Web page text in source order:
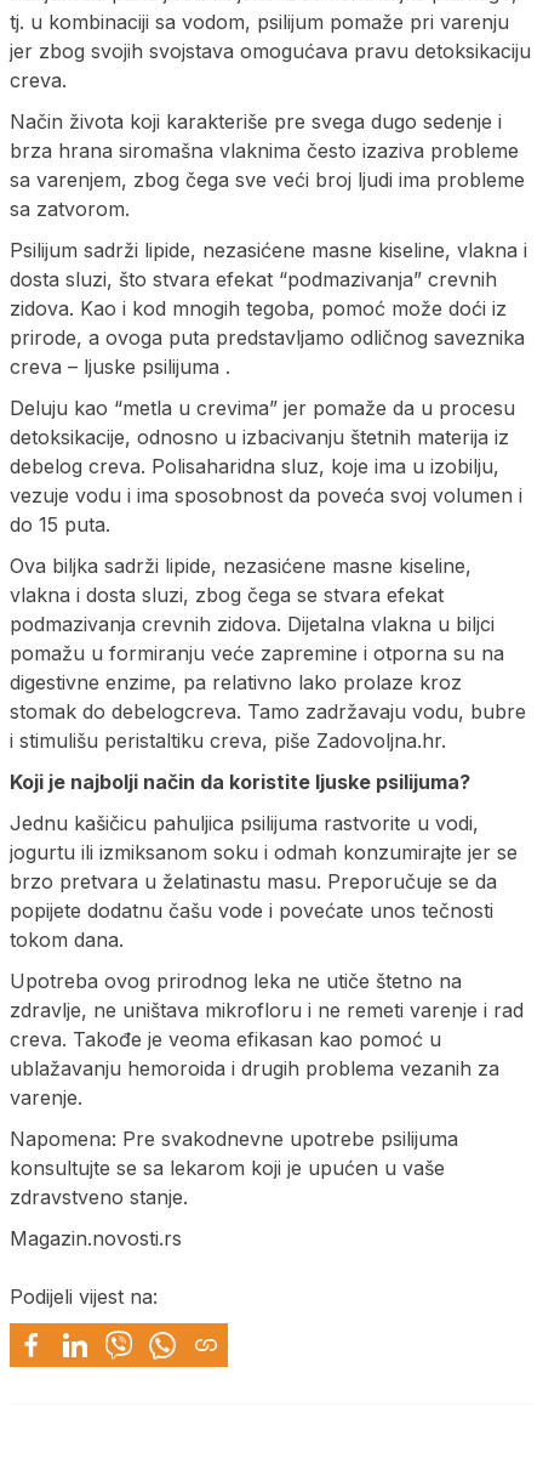
tj. u kombinaciji sa vodom, psilijum pomaže pri varenju
jer zbog svojih svojstava omogućava pravu detoksikaciju
creva.
Način života koji karakteriše pre svega dugo sedenje i
brza hrana siromašna vlaknima često izaziva probleme
sa varenjem, zbog čega sve veći broj ljudi ima probleme
sa zatvorom.
Psilijum sadrži lipide, nezasićene masne kiseline, vlakna i
dosta sluzi, što stvara efekat “podmazivanja” crevnih
zidova. Kao i kod mnogih tegoba, pomoć može doći iz
prirode, a ovoga puta predstavljamo odličnog saveznika
creva – ljuske psilijuma .
Deluju kao “metla u crevima” jer pomaže da u procesu
detoksikacije, odnosno u izbacivanju štetnih materija iz
debelog creva. Polisaharidna sluz, koje ima u izobilju,
vezuje vodu i ima sposobnost da poveća svoj volumen i
do 15 puta.
Ova biljka sadrži lipide, nezasićene masne kiseline,
vlakna i dosta sluzi, zbog čega se stvara efekat
podmazivanja crevnih zidova. Dijetalna vlakna u biljci
pomažu u formiranju veće zapremine i otporna su na
digestivne enzime, pa relativno lako prolaze kroz
stomak do debelogcreva. Tamo zadržavaju vodu, bubre
i stimulišu peristaltiku creva, piše Zadovoljna.hr.
Koji je najbolji način da koristite ljuske psilijuma?
Jednu kašičicu pahuljica psilijuma rastvorite u vodi,
jogurtu ili izmiksanom soku i odmah konzumirajte jer se
brzo pretvara u želatinastu masu. Preporučuje se da
popijete dodatnu čašu vode i povećate unos tečnosti
tokom dana.
Upotreba ovog prirodnog leka ne utiče štetno na
zdravlje, ne uništava mikrofloru i ne remeti varenje i rad
creva. Takođe je veoma efikasan kao pomoć u
ublažavanju hemoroida i drugih problema vezanih za
varenje.
Napomena: Pre svakodnevne upotrebe psilijuma
konsultujte se sa lekarom koji je upućen u vaše
zdravstveno stanje.
Magazin.novosti.rs
Podijeli vijest na: